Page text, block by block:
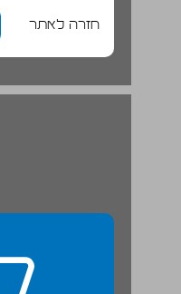
חזרה לאתר